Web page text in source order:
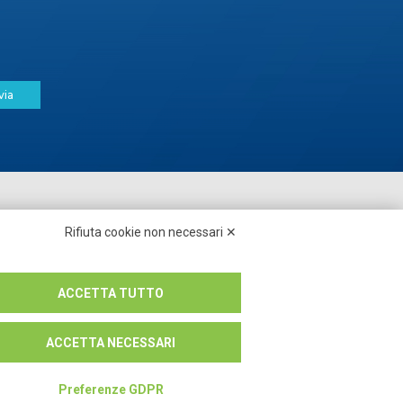
Seguici su:Rifiuta cookie non necessari ✕
ACCETTA TUTTO
ACCETTA NECESSARI
Preferenze GDPR